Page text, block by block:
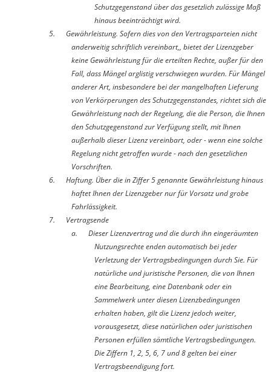
Schutzgegenstand über das gesetzlich zulässige Maß
hinaus beeinträchtigt wird.
5. Gewährleistung. Sofern dies von den Vertragsparteien nicht
anderweitig schriftlich vereinbart,, bietet der Lizenzgeber
keine Gewährleistung für die erteilten Rechte, außer für den
Fall, dass Mängel arglistig verschwiegen wurden. Für Mängel
anderer Art, insbesondere bei der mangelhaften Lieferung
von Verkörperungen des Schutzgegenstandes, richtet sich die
Gewährleistung nach der Regelung, die die Person, die Ihnen
den Schutzgegenstand zur Verfügung stellt, mit Ihnen
außerhalb dieser Lizenz vereinbart, oder - wenn eine solche
Regelung nicht getroffen wurde - nach den gesetzlichen
Vorschriften.
6. Haftung. Über die in Ziffer 5 genannte Gewährleistung hinaus
haftet Ihnen der Lizenzgeber nur für Vorsatz und grobe
Fahrlässigkeit.
7. Vertragsende
a.
Dieser Lizenzvertrag und die durch ihn eingeräumten
Nutzungsrechte enden automatisch bei jeder
Verletzung der Vertragsbedingungen durch Sie. Für
natürliche und juristische Personen, die von Ihnen
eine Bearbeitung, eine Datenbank oder ein
Sammelwerk unter diesen Lizenzbedingungen
erhalten haben, gilt die Lizenz jedoch weiter,
vorausgesetzt, diese natürlichen oder juristischen
Personen erfüllen sämtliche Vertragsbedingungen.
Die Ziffern 1, 2, 5, 6, 7 und 8 gelten bei einer
Vertragsbeendigung fort.